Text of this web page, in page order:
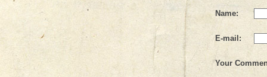
Name:
E-mail:
Your